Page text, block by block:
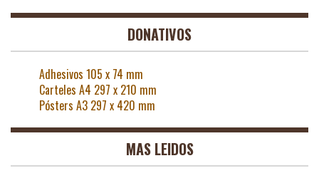
DONATIVOS
Adhesivos 105 x 74 mm
Carteles A4 297 x 210 mm
Pósters A3 297 x 420 mm
MAS LEIDOS